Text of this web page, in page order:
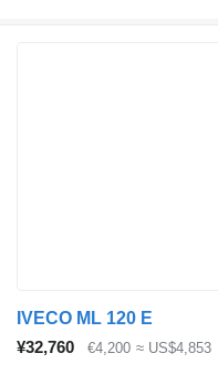
IVECO ML 120 E
¥32,760
€4,200 ≈ US$4,853